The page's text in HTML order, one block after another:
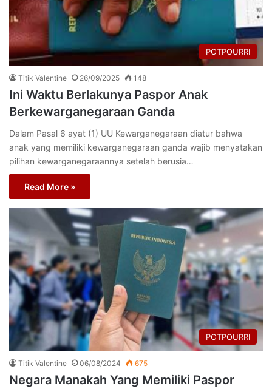
POTPOURRI
Titik Valentine 26/09/2025 148
Ini Waktu Berlakunya Paspor Anak
Berkewarganegaraan Ganda
Dalam Pasal 6 ayat (1) UU Kewarganegaraan diatur bahwa
anak yang memiliki kewarganegaraan ganda wajib menyatakan
pilihan kewarganegaraannya setelah berusia…
Read More »
POTPOURRI
Titik Valentine 06/08/2024 675
Negara Manakah Yang Memiliki Paspor